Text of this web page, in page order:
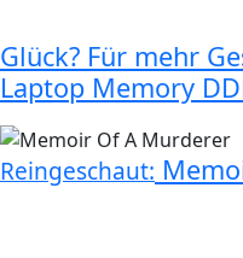
Glück? Für mehr
Laptop Memory
Reingeschaut: